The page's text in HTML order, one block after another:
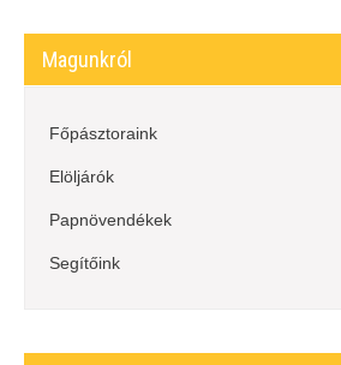
Magunkról
Főpásztoraink
Elöljárók
Papnövendékek
Segítőink